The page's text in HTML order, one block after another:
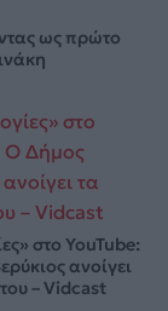
ως πρώτο
στο YouTube:
ανοίγει
– Vidcast